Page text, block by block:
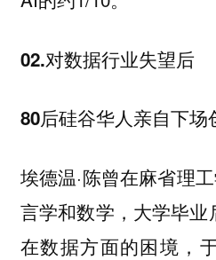
02.对数据行业失望后
80后硅谷华人亲自下场
埃德温·陈曾在麻省理
言学和数学，大学毕业
在数据方面的困境，